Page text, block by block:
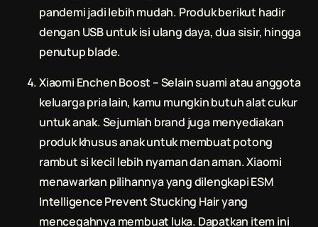
pandemi jadi lebih mudah. Produk berikut hadir
dengan USB untuk isi ulang daya, dua sisir, hingga
penutup blade.
Xiaomi Enchen Boost – Selain suami atau anggota
keluarga pria lain, kamu mungkin butuh alat cukur
untuk anak. Sejumlah brand juga menyediakan
produk khusus anak untuk membuatpotong
rambutsi kecil lebih nyaman dan aman. Xiaomi
menawarkan pilihannya yang dilengkapi ESM
Intelligence Prevent Stucking Hair yang
mencegahnya membuat luka. Dapatkan item ini